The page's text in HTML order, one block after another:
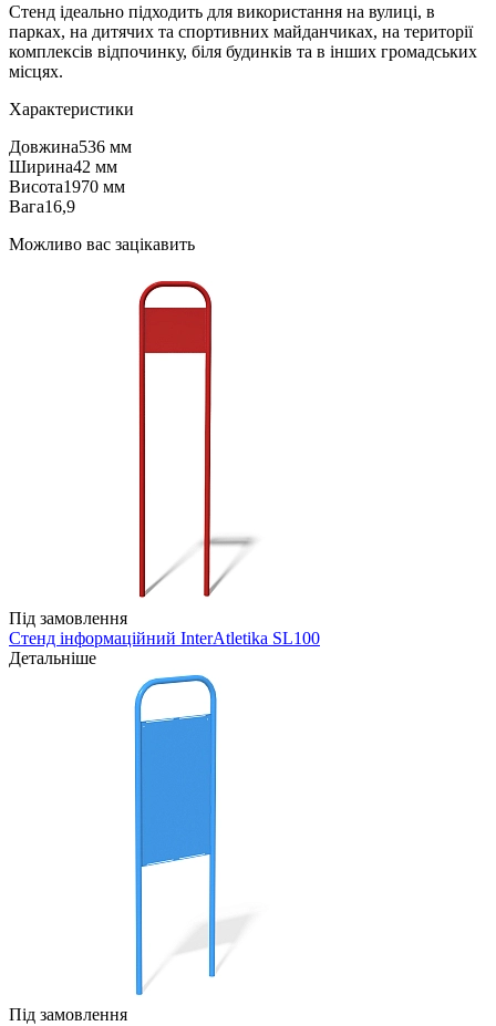
Стенд ідеально підходить для використання на вулиці, в
парках, на дитячих та спортивних майданчиках, на території
комплексів відпочинку, біля будинків та в інших громадських
місцях.
Характеристики
Довжина536 мм
Ширина42 мм
Висота1970 мм
Вага16,9
Можливо вас зацікавить
Під замовлення
Стенд інформаційний InterAtletika SL100
Детальніше
Під замовлення